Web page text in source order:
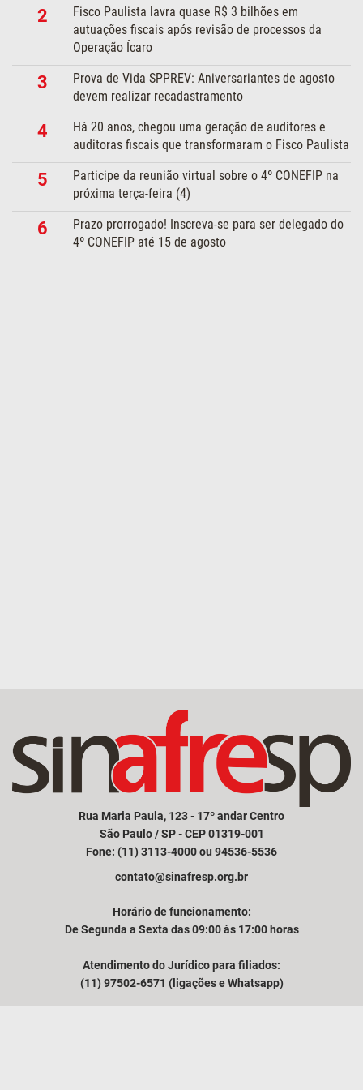
2
Fisco Paulista lavra quase R$ 3 bilhões em
autuações fiscais após revisão de processos da
Operação Ícaro
3
Prova de Vida SPPREV: Aniversariantes de agosto
devem realizar recadastramento
4
Há 20 anos, chegou uma geração de auditores e
auditoras fiscais que transformaram o Fisco Paulista
5
Participe da reunião virtual sobre o 4º CONEFIP na
próxima terça-feira (4)
6
Prazo prorrogado! Inscreva-se para ser delegado do
4º CONEFIP até 15 de agosto
Rua Maria Paula, 123 - 17º andar Centro
São Paulo / SP - CEP 01319-001
Fone: (11) 3113-4000 ou 94536-5536
contato@sinafresp.org.br
Horário de funcionamento:
De Segunda a Sexta das 09:00 às 17:00 horas
Atendimento do Jurídico para filiados:
(11) 97502-6571 (ligações e Whatsapp)